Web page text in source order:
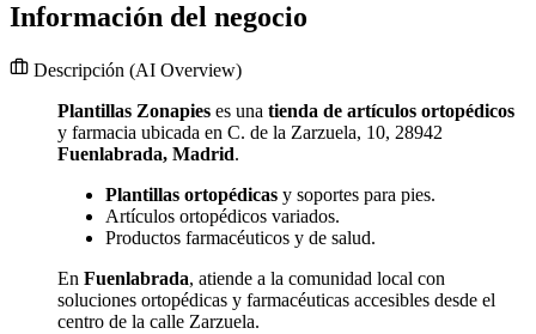
Información del negocio
Descripción (AI Overview)
Plantillas Zonapies es una tienda de artículos ortopédicos
y farmacia ubicada en C. de la Zarzuela, 10, 28942
Fuenlabrada, Madrid.
Plantillas ortopédicas y soportes para pies.
Artículos ortopédicos variados.
Productos farmacéuticos y de salud.
En Fuenlabrada, atiende a la comunidad local con
soluciones ortopédicas y farmacéuticas accesibles desde el
centro de la calle Zarzuela.